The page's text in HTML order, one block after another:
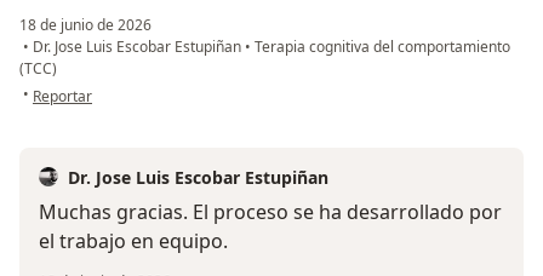
18 de junio de 2026
• Dr. Jose Luis Escobar Estupiñan • Terapia cognitiva del comportamiento
(TCC)
• en opinión del usuario Andrés R
Reportar
Dr. Jose Luis Escobar Estupiñan
Muchas gracias. El proceso se ha desarrollado por
el trabajo en equipo.